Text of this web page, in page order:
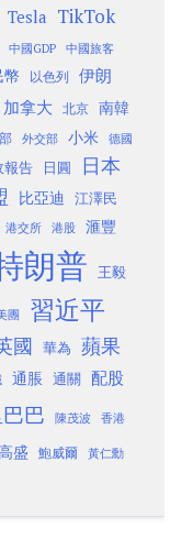
Tesla TikTok
中國GDP 中國旅客
幣 以色列 伊朗
加拿大 北京
南韓
外交部 小米 德國
報告 日圓 日本
比亞迪 江澤民
港交所 港股 滙豐
朗普 王毅
團 習近平
國 華為 蘋果
通脹 通關 配股
巴 陳茂波 香港
盛 鮑威爾 黃仁勳